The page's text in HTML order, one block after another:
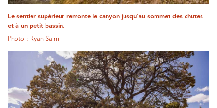
Le sentier supérieur remonte le canyon jusqu'au sommet des chutes
et à un petit bassin.
Photo : Ryan Salm